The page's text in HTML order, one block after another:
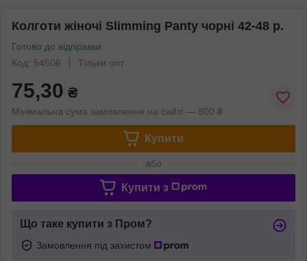
Колготи жіночі Slimming Panty чорні 42-48 р.
Готово до відправки
Код: 54506
Тільки опт
75,30 ₴
Мінімальна сума замовлення на сайті — 800 ₴
Купити
або
Купити з
Що таке купити з Пром?
Замовлення під захистом